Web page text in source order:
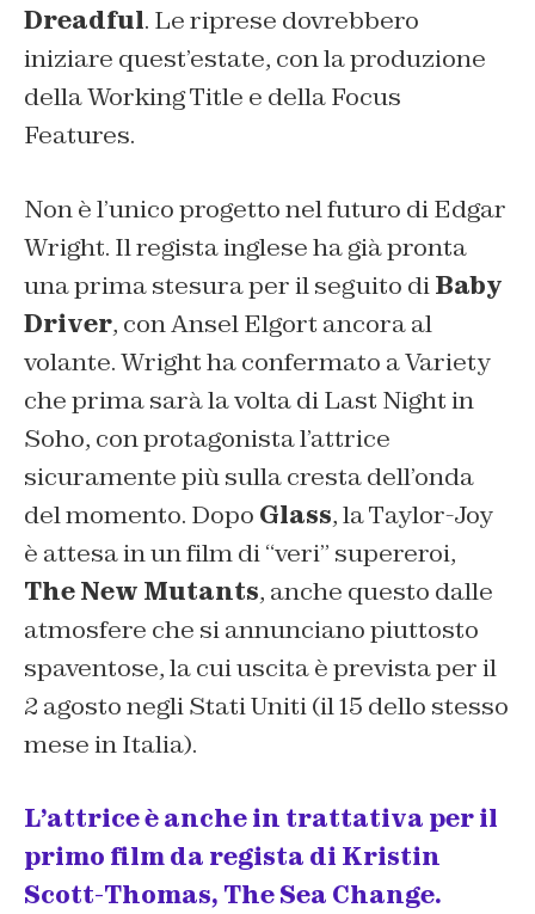
Dreadful. Le riprese dovrebbero
iniziare quest’estate, con la produzione
della Working Title e della Focus
Features.
Non è l’unico progetto nel futuro di Edgar
Wright. Il regista inglese ha già pronta
una prima stesura per il seguito diBaby
Driver, con Ansel Elgort ancora al
volante. Wright ha confermato a Variety
che prima sarà la volta di Last Night in
Soho, con protagonista l’attrice
sicuramente più sulla cresta dell’onda
del momento. Dopo Glass, la Taylor-Joy
è attesa in un film di “veri” supereroi,
The New Mutants, anche questo dalle
atmosfere che si annunciano piuttosto
spaventose, la cui uscita è prevista per il
2 agosto negli Stati Uniti (il 15 dello stesso
mese in Italia).
L’attrice è anche in trattativa per il
primo film da regista di Kristin
Scott-Thomas, The Sea Change.